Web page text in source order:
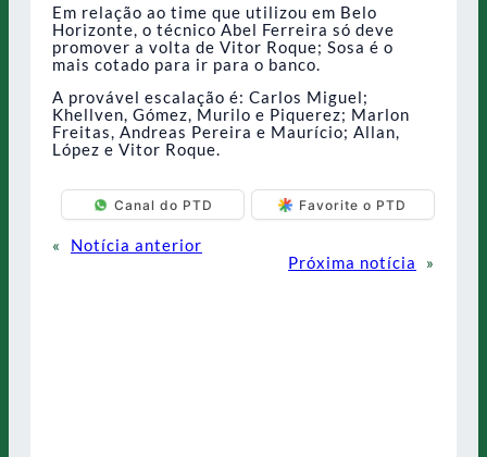
Em relação ao time que utilizou em Belo
Horizonte, o técnico Abel Ferreira só deve
promover a volta de Vitor Roque; Sosa é o
mais cotado para ir para o banco.
A provável escalação é: Carlos Miguel;
Khellven, Gómez, Murilo e Piquerez; Marlon
Freitas, Andreas Pereira e Maurício; Allan,
López e Vitor Roque.
Canal do PTD Favorite o PTD
«
Notícia anterior
Próxima notícia
»